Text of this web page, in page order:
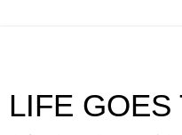
LIFE GOES